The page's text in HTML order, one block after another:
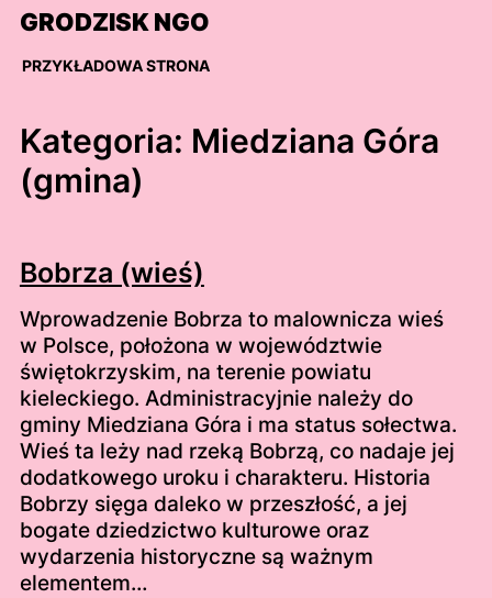
Skip
content
GRODZISK NGO
PRZYKŁADOWA STRONA
Kategoria: Miedziana Góra
(gmina)
Bobrza (wieś)
Wprowadzenie Bobrza to malownicza wieś
w Polsce, położona w województwie
świętokrzyskim, na terenie powiatu
kieleckiego. Administracyjnie należy do
gminy Miedziana Góra i ma status sołectwa.
Wieś ta leży nad rzeką Bobrzą, co nadaje jej
dodatkowego uroku i charakteru. Historia
Bobrzy sięga daleko w przeszłość, a jej
bogate dziedzictwo kulturowe oraz
wydarzenia historyczne są ważnym
elementem…